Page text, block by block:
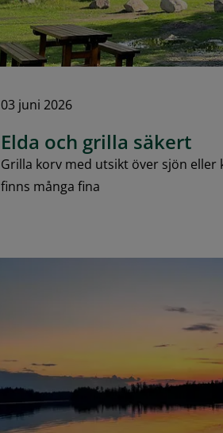
03 juni 2026
Elda och grilla säkert
Grilla korv med utsikt över sjön eller
finns många fina